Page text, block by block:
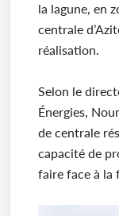
la lagune, en
centrale
réalisation.
Selon le
Énergies,
de centrale
capacité de
faire face à la